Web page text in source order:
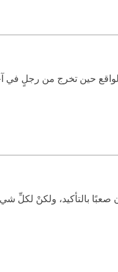
حين تخرج من رجلٍ في
بالتأكيد، ولكنْ لكلِّ